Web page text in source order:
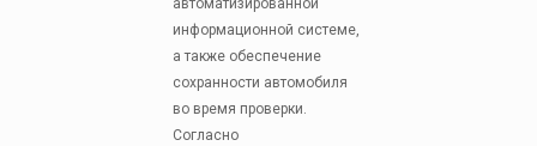
автоматизированной
информационной системе,
а также обеспечение
сохранности автомобиля
во время проверки.
Согласно